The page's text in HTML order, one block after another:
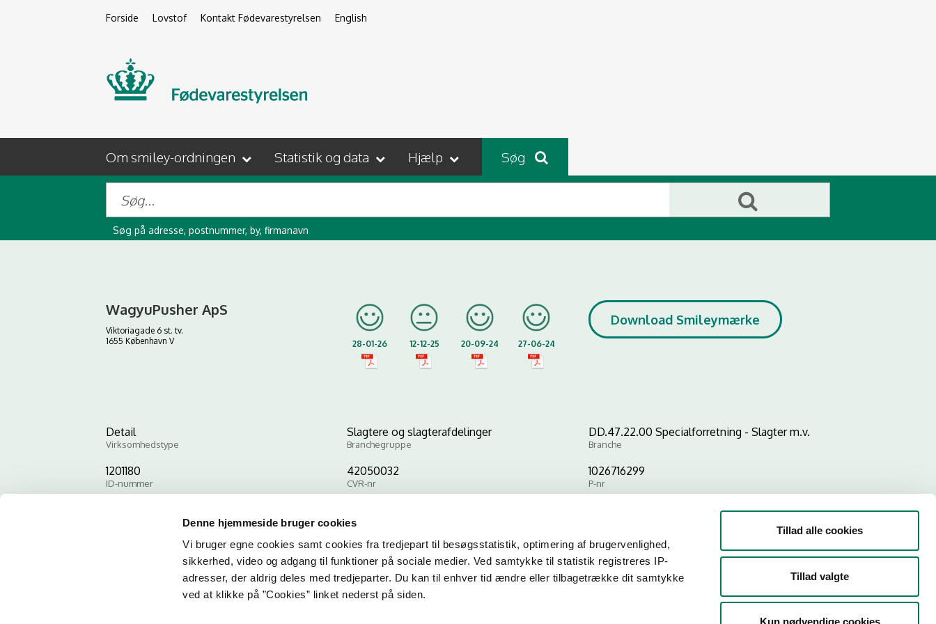
Denne hjemmeside bruger cookies
Vi bruger egne cookies samt cookies fra tredjepart til besøgsstatistik, optimering af brugervenlighed,
sikkerhed, video og adgang til funktioner på sociale medier. Ved samtykke til statistik registreres IP-
adresser, der aldrig deles med tredjeparter. Du kan til enhver tid ændre eller tilbagetrække dit samtykke
ved at klikke på ”Cookies” linket nederst på siden.
Tillad alle cookies
Tillad valgte
Kun nødvendige cookies
Forside Lovstof Kontakt Fødevarestyrelsen English
Om smiley-ordningen Statistik og data Hjælp Søg
Søg på adresse, postnummer, by, firmanavn
WagyuPusher ApS
Viktoriagade 6 st. tv.
1655 København V
28-01-26 12-12-25 20-09-24 27-06-24
Download Smileymærke
Detail
Virksomhedstype
Slagtere og slagterafdelinger
Branchegruppe
DD.47.22.00 Specialforretning - Slagter m.v.
Branche
1201180
ID-nummer
42050032
CVR-nr
1026716299
P-nr
Kopier link til at indsætte på virksomhedens hjemmeside